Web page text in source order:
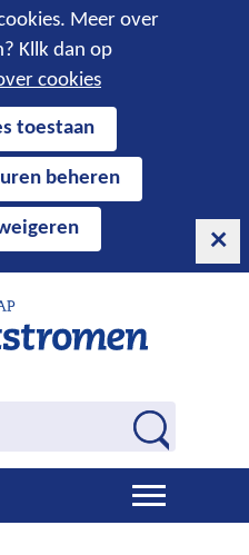
Meer over
Kllk dan op
cookies
toestaan
beheren
naar
Zoeken